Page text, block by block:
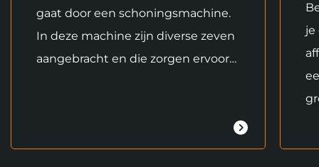
gaat door een schoningsmachine.
In deze machine zijn diverse zeven
aangebracht en die zorgen ervoor…
je